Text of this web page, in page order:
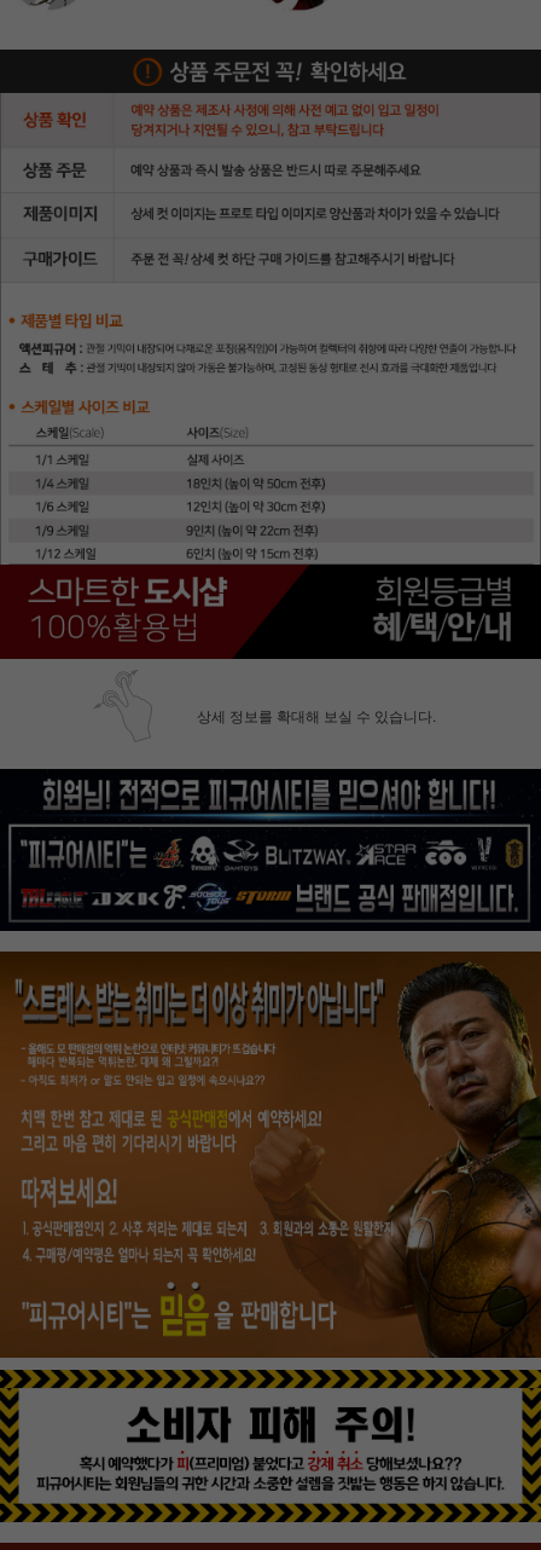
상세 정보를 확대해 보실 수 있습니다.